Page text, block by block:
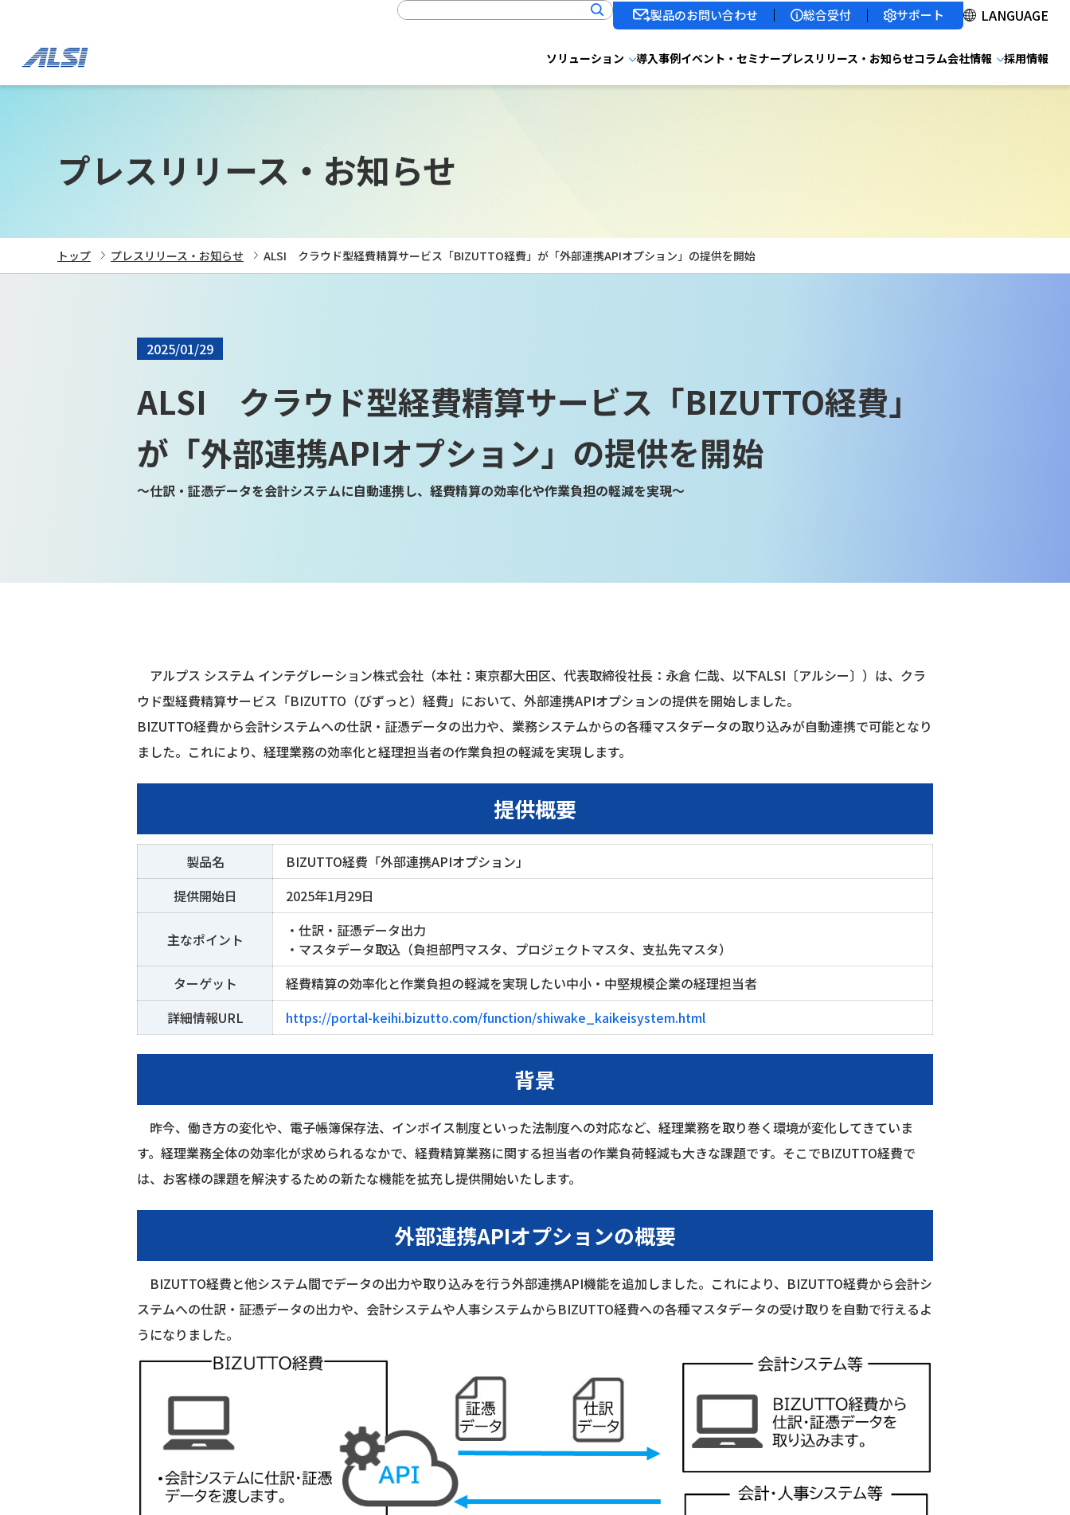
製品のお問い合わせ 総合受付 サポート
ソリューション 導入事例イベント・セミナープレスリリース・お知らせコラム会社情報 採用情報
プレスリリース・お知らせ
トップ プレスリリース・お知らせ ALSI クラウド型経費精算サービス「BIZUTTO経費」が「外部連携APIオプション」の提供を開始
2025/01/29
ALSI クラウド型経費精算サービス「BIZUTTO経費」
が「外部連携APIオプション」の提供を開始
～仕訳・証憑データを会計システムに自動連携し、経費精算の効率化や作業負担の軽減を実現～
アルプス システム インテグレーション株式会社（本社：東京都大田区、代表取締役社長：永倉 仁哉、以下ALSI〔アルシー〕）は、クラ
ウド型経費精算サービス「BIZUTTO（びずっと）経費」において、外部連携APIオプションの提供を開始しました。
BIZUTTO経費から会計システムへの仕訳・証憑データの出力や、業務システムからの各種マスタデータの取り込みが自動連携で可能となり
ました。これにより、経理業務の効率化と経理担当者の作業負担の軽減を実現します。
提供概要
製品名 BIZUTTO経費「外部連携APIオプション」
提供開始日
2025年1月29日
主なポイント
・仕訳・証憑データ出力
・マスタデータ取込（負担部門マスタ、プロジェクトマスタ、支払先マスタ）​
ターゲット
経費精算の効率化と作業負担の軽減を実現したい中小・中堅規模企業の経理担当者
詳細情報URL
https://portal-keihi.bizutto.com/function/shiwake_kaikeisystem.html
背景
昨今、働き方の変化や、電子帳簿保存法、インボイス制度といった法制度への対応など、経理業務を取り巻く環境が変化してきていま
す。経理業務全体の効率化が求められるなかで、経費精算業務に関する担当者の作業負荷軽減も大きな課題です。そこでBIZUTTO経費で
は、お客様の課題を解決するための新たな機能を拡充し提供開始いたします。
外部連携APIオプションの概要
BIZUTTO経費と他システム間でデータの出力や取り込みを行う外部連携API機能を追加しました。​これにより、BIZUTTO経費から会計シ
ステムへの仕訳・証憑データの出力や、会計システムや人事システムからBIZUTTO​経費への各種マスタデータの受け取りを自動で行えるよ
うになりました。​